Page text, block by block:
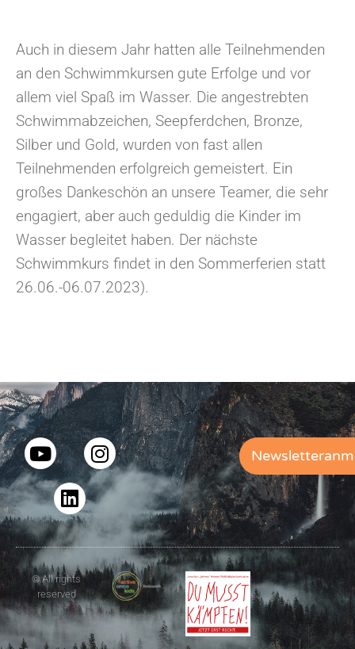
Auch in diesem Jahr hatten alle Teilnehmenden
an den Schwimmkursen gute Erfolge und vor
allem viel Spaß im Wasser. Die angestrebten
Schwimmabzeichen, Seepferdchen, Bronze,
Silber und Gold, wurden von fast allen
Teilnehmenden erfolgreich gemeistert. Ein
großes Dankeschön an unsere Teamer, die sehr
engagiert, aber auch geduldig die Kinder im
Wasser begleitet haben. Der nächste
Schwimmkurs findet in den Sommerferien statt
26.06.-06.07.2023).
© All rights
reserved